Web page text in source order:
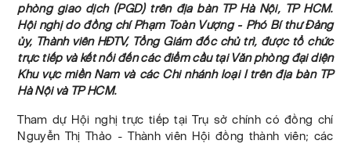
phòng giao dịch (PGD) trên địa bàn TP Hà Nội, TP HCM.
Hội nghị do đồng chí Phạm Toàn Vượng - Phó Bí thư Đảng
ủy, Thành viên HĐTV, Tổng Giám đốc chủ trì, được tổ chức
trực tiếp và kết nối đến các điểm cầu tại Văn phòng đại diện
Khu vực miền Nam và các Chi nhánh loại I trên địa bàn TP
Hà Nội và TP HCM.
Tham dự Hội nghị trực tiếp tại Trụ sở chính có đồng chí
Nguyễn Thị Thảo - Thành viên Hội đồng thành viên; các